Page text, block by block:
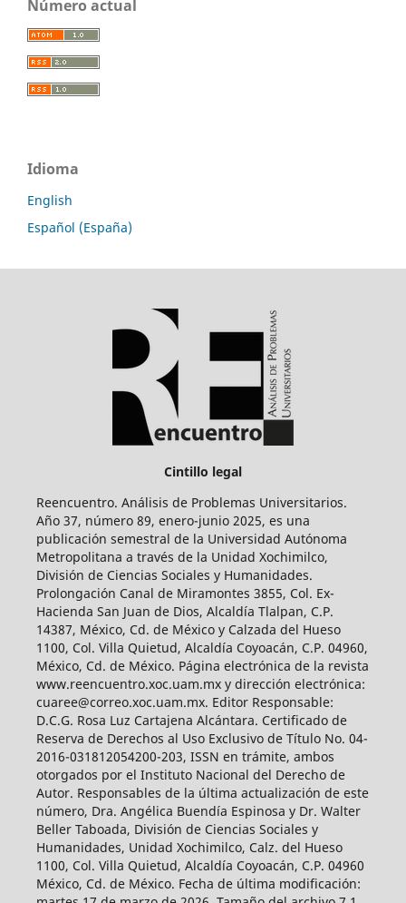
Número actual
Idioma
English
Español (España)
Cintillo legal
Reencuentro. Análisis de Problemas Universitarios.
Año 37, número 89, enero-junio 2025, es una
publicación semestral de la Universidad Autónoma
Metropolitana a través de la Unidad Xochimilco,
División de Ciencias Sociales y Humanidades.
Prolongación Canal de Miramontes 3855, Col. Ex-
Hacienda San Juan de Dios, Alcaldía Tlalpan, C.P.
14387, México, Cd. de México y Calzada del Hueso
1100, Col. Villa Quietud, Alcaldía Coyoacán, C.P. 04960,
México, Cd. de México. Página electrónica de la revista
www.reencuentro.xoc.uam.mx y dirección electrónica:
cuaree@correo.xoc.uam.mx. Editor Responsable:
D.C.G. Rosa Luz Cartajena Alcántara. Certificado de
Reserva de Derechos al Uso Exclusivo de Título No. 04-
2016-031812054200-203, ISSN en trámite, ambos
otorgados por el Instituto Nacional del Derecho de
Autor. Responsables de la última actualización de este
número, Dra. Angélica Buendía Espinosa y Dr. Walter
Beller Taboada, División de Ciencias Sociales y
Humanidades, Unidad Xochimilco, Calz. del Hueso
1100, Col. Villa Quietud, Alcaldía Coyoacán, C.P. 04960
México, Cd. de México. Fecha de última modificación: